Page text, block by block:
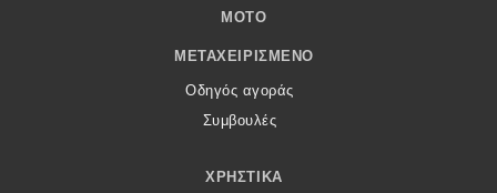
MOTO
ΜΕΤΑΧΕΙΡΙΣΜΈΝΟ
Οδηγός αγοράς
Συμβουλές
ΧΡΗΣΤΙΚΆ